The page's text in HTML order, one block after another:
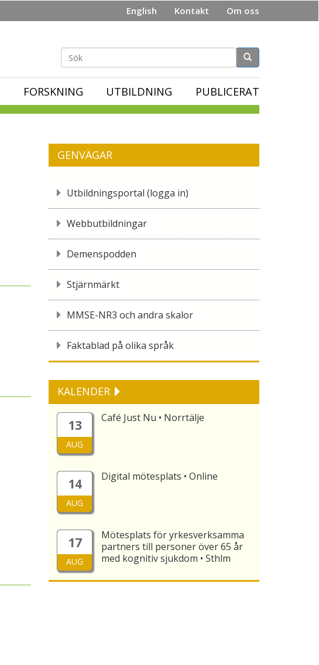
English Kontakt Om oss
Sökformulär
FORSKNING UTBILDNING PUBLICERAT
GENVÄGAR
Utbildningsportal (logga in)
Webbutbildningar
Demenspodden
Stjärnmärkt
MMSE-NR3 och andra skalor
Faktablad på olika språk
KALENDER
13
AUG
Café Just Nu • Norrtälje
14
AUG
Digital mötesplats • Online
17
AUG
Mötesplats för yrkesverksamma
partners till personer över 65 år
med kognitiv sjukdom • Sthlm